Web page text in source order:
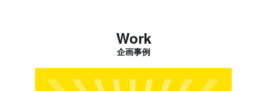
Work
企画事例